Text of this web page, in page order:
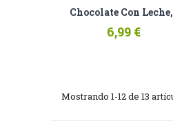
Chocolate Con
6,99 €
Mostrando 1-12 de 13